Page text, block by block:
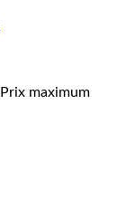
Prix maximum